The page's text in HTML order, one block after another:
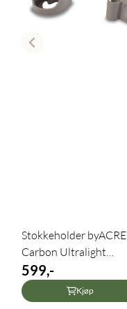
Stokkeholder byACRE
Carbon Ultralight
(Fjord) og ...
599,-
Kjøp